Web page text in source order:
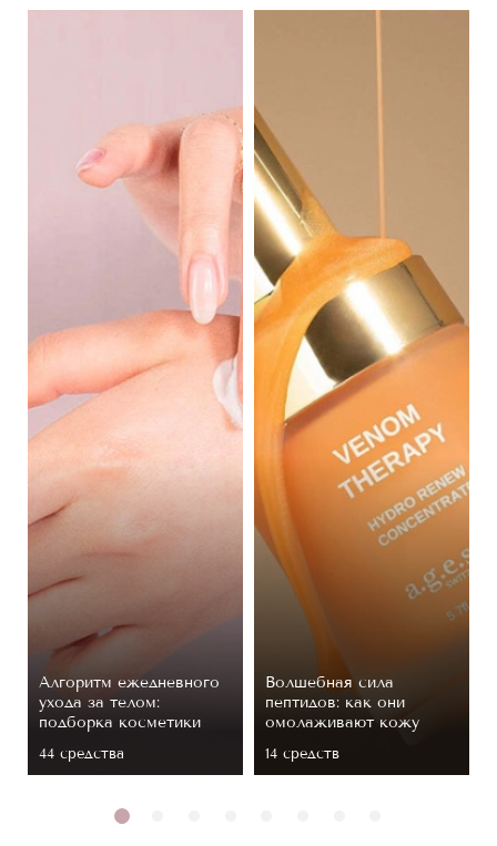
Алгоритм ежедневного
ухода за телом:
подборка косметики
44 средствa
Волшебная сила
пептидов: как они
омолаживают кожу
14 средств